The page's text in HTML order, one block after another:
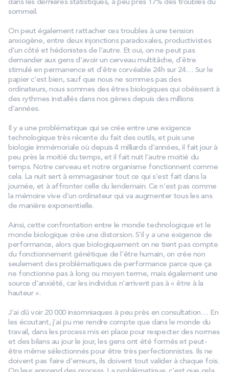
dans les dernières statistiques, à peu près 17% des troubles du
sommeil.
On peut également rattacher ces troubles à une tension
anxiogène, entre deux injonctions paradoxales, productivistes
d’un côté et hédonistes de l’autre. Et oui, on ne peut pas
demander aux gens d’avoir un cerveau multitâche, d’être
stimulé en permanence et d’être corvéable 24h sur 24… Sur le
papier c’est bien, sauf que nous ne sommes pas des
ordinateurs, nous sommes des êtres biologiques qui obéissent à
des rythmes installés dans nos gènes depuis des millions
d’années.
Il y a une problématique qui se crée entre une exigence
technologique très récente du fait des outils, et puis une
biologie immémoriale où depuis 4 milliards d’années, il fait jour à
peu près la moitié du temps, et il fait nuit l’autre moitié du
temps. Notre cerveau et notre organisme fonctionnent comme
cela. La nuit sert à emmagasiner tout ce qui s’est fait dans la
journée, et à affronter celle du lendemain. Ce n’est pas comme
la mémoire vive d’un ordinateur qui va augmenter tous les ans
de manière exponentielle.
Ainsi, cette confrontation entre le monde technologique et le
monde biologique crée une distorsion. S’il y a une exigence de
performance, alors que biologiquement on ne tient pas compte
du fonctionnement génétique de l’être humain, on crée non
seulement des problématiques de performance parce que ça
ne fonctionne pas à long ou moyen terme, mais également une
source d’anxiété, car les individus n’arrivent pas à « être à la
hauteur ».
J’ai dû voir 20 000 insomniaques à peu près en consultation… En
les écoutant, j’ai pu me rendre compte que dans le monde du
travail, dans les process mis en place pour respecter des normes
et des bilans au jour le jour, les gens ont été formés et peut-
être même sélectionnés pour être très perfectionnistes. Ils ne
doivent pas faire d’erreurs, ils doivent tout valider à chaque fois.